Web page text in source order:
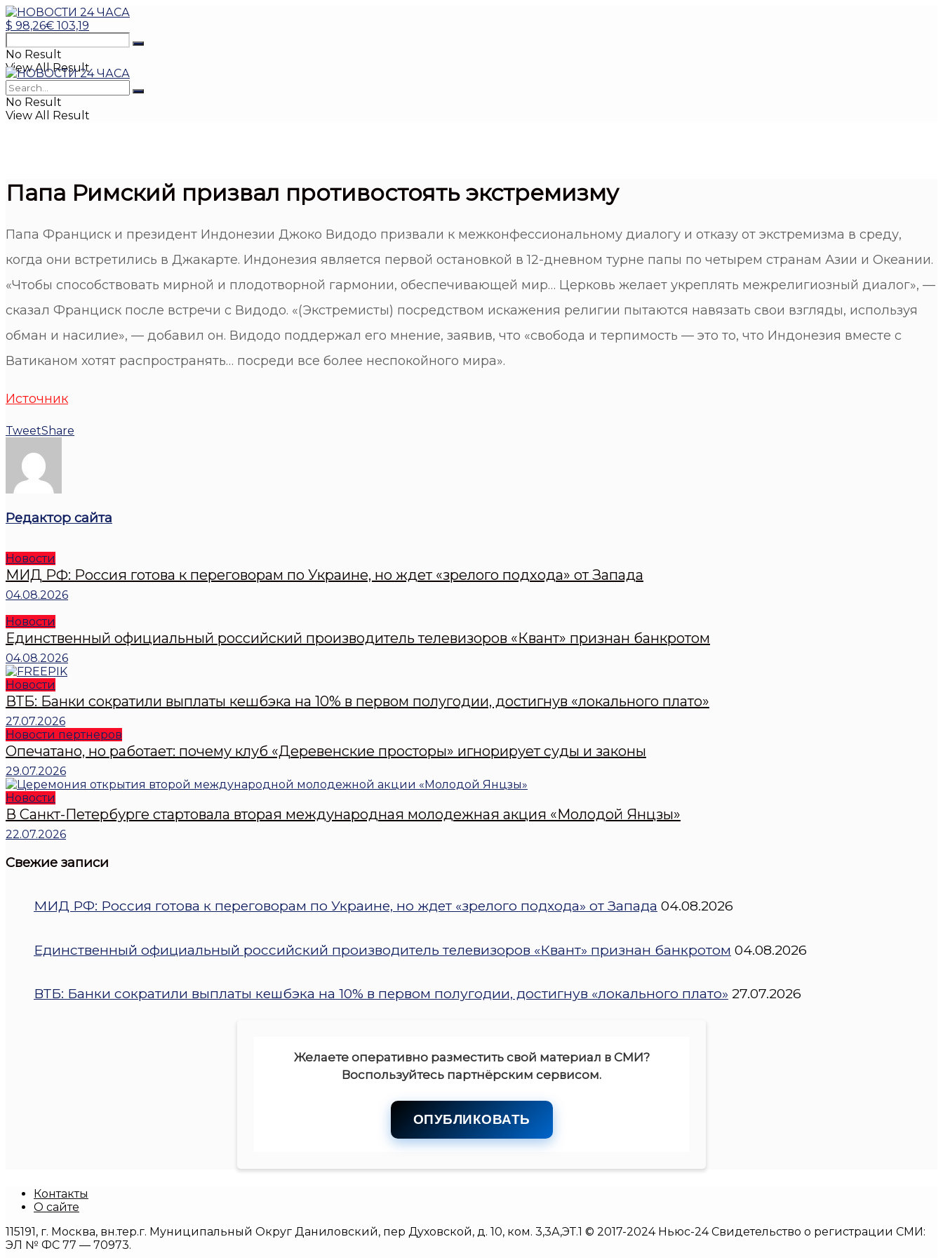
$ 98,26€ 103,19
No Result
View All Result
No Result
View All Result
Папа Римский призвал противостоять экстремизму
Папа Франциск и президент Индонезии Джоко Видодо призвали к межконфессиональному диалогу и отказу от экстремизма в среду,
когда они встретились в Джакарте. Индонезия является первой остановкой в ​​12-дневном турне папы по четырем странам Азии и Океании.
«Чтобы способствовать мирной и плодотворной гармонии, обеспечивающей мир… Церковь желает укреплять межрелигиозный диалог», —
сказал Франциск после встречи с Видодо. «(Экстремисты) посредством искажения религии пытаются навязать свои взгляды, используя
обман и насилие», — добавил он. Видодо поддержал его мнение, заявив, что «свобода и терпимость — это то, что Индонезия вместе с
Ватиканом хотят распространять… посреди все более неспокойного мира».
Источник
TweetShare
Редактор сайта
Новости
МИД РФ: Россия готова к переговорам по Украине, но ждет «зрелого подхода» от Запада
04.08.2026
Новости
Единственный официальный российский производитель телевизоров «Квант» признан банкротом
04.08.2026
Новости
ВТБ: Банки сократили выплаты кешбэка на 10% в первом полугодии, достигнув «локального плато»
27.07.2026
Новости пертнеров
Опечатано, но работает: почему клуб «Деревенские просторы» игнорирует суды и законы
29.07.2026
Новости
В Санкт-Петербурге стартовала вторая международная молодежная акция «Молодой Янцзы»
22.07.2026
Свежие записи
МИД РФ: Россия готова к переговорам по Украине, но ждет «зрелого подхода» от Запада 04.08.2026
Единственный официальный российский производитель телевизоров «Квант» признан банкротом 04.08.2026
ВТБ: Банки сократили выплаты кешбэка на 10% в первом полугодии, достигнув «локального плато» 27.07.2026
Желаете оперативно разместить свой материал в СМИ?
Воспользуйтесь партнёрским сервисом.
ОПУБЛИКОВАТЬ
Контакты
О сайте
115191, г. Москва, вн.тер.г. Муниципальный Округ Даниловский, пер Духовской, д. 10, ком. 3,3А,ЭТ.1 © 2017-2024 Ньюс-24 Свидетельство о регистрации СМИ:
ЭЛ № ФС 77 — 70973.